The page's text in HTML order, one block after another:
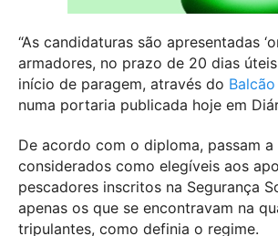
“As candidaturas são apresentadas
armadores, no prazo de 20 dias
início de paragem, através do
numa portaria publicada hoje em
De acordo com o diploma, passam a
considerados como elegíveis aos
pescadores inscritos na Segurança
apenas os que se encontravam na
tripulantes, como definia o regime.